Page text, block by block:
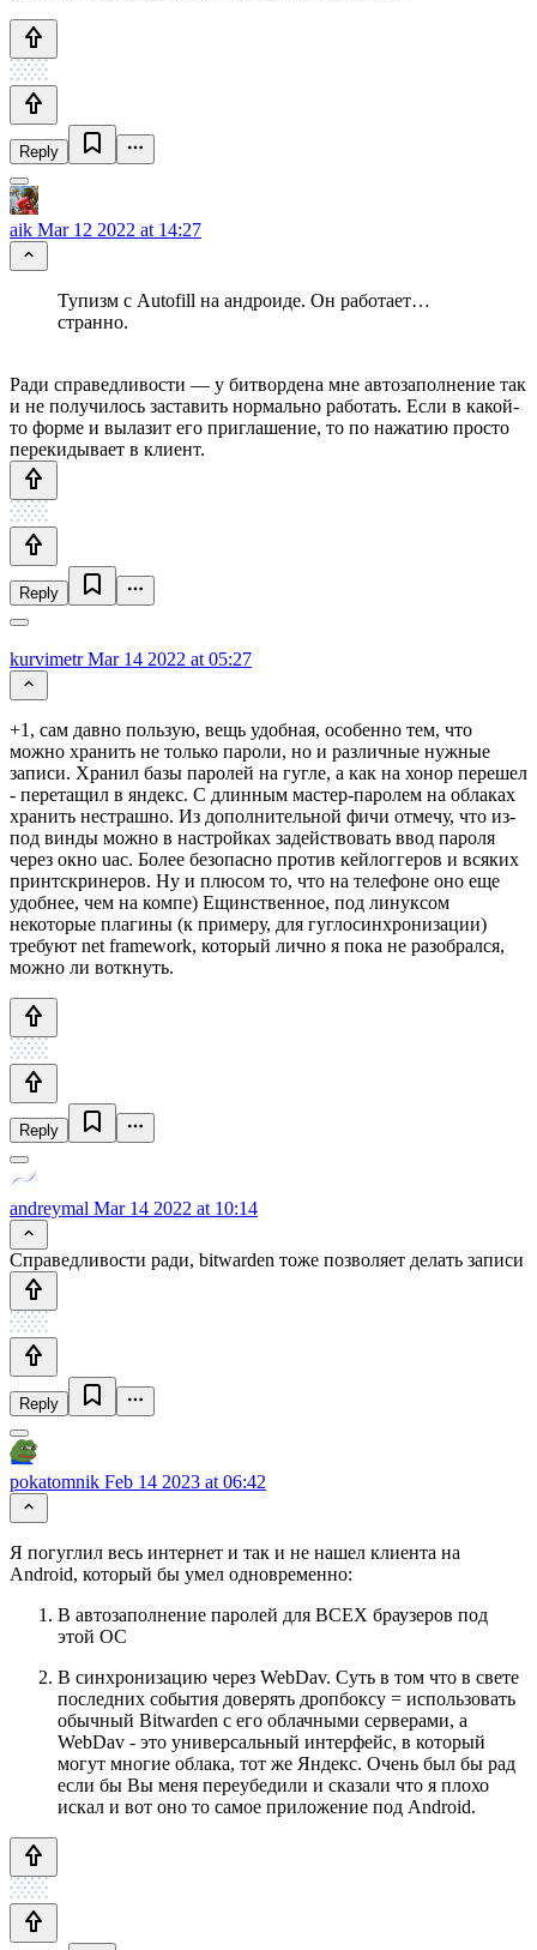
Reply
aik Mar 12 2022 at 14:27
Тупизм с Autofill на андроиде. Он работает…
странно.
Ради справедливости — у битвордена мне автозаполнение так
и не получилось заставить нормально работать. Если в какой-
то форме и вылазит его приглашение, то по нажатию просто
перекидывает в клиент.
Reply
kurvimetrMar 14 2022 at 05:27
+1, сам давно пользую, вещь удобная, особенно тем, что
можно хранить не только пароли, но и различные нужные
записи. Хранил базы паролей на гугле, а как на хонор перешел
- перетащил в яндекс. С длинным мастер-паролем на облаках
хранить нестрашно. Из дополнительной фичи отмечу, что из-
под винды можно в настройках задействовать ввод пароля
через окно uac. Более безопасно против кейлоггеров и всяких
принтскринеров. Ну и плюсом то, что на телефоне оно еще
удобнее, чем на компе) Ещинственное, под линуксом
некоторые плагины (к примеру, для гуглосинхронизации)
требуют net framework, который лично я пока не разобрался,
можно ли воткнуть.
Reply
andreymal Mar 14 2022 at 10:14
Справедливости ради, bitwarden тоже позволяет делать записи
Reply
pokatomnik Feb 14 2023 at 06:42
Я погуглил весь интернет и так и не нашел клиента на
Android, который бы умел одновременно:
В автозаполнение паролей для ВСЕХ браузеров под
этой ОС
В синхронизацию через WebDav. Суть в том что в свете
последних события доверять дропбоксу = использовать
обычный Bitwarden с его облачными серверами, а
WebDav - это универсальный интерфейс, в который
могут многие облака, тот же Яндекс. Очень был бы рад
если бы Вы меня переубедили и сказали что я плохо
искал и вот оно то самое приложение под Android.